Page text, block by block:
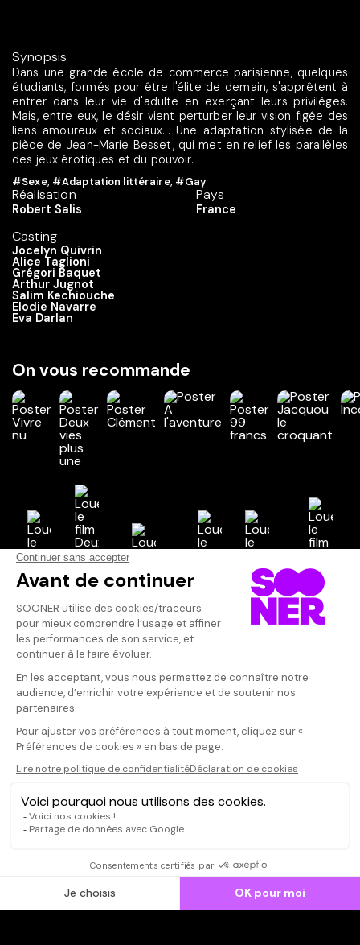
Synopsis
Dans une grande école de commerce parisienne, quelques
étudiants, formés pour être l'élite de demain, s'apprêtent à
entrer dans leur vie d'adulte en exerçant leurs privilèges.
Mais, entre eux, le désir vient perturber leur vision figée des
liens amoureux et sociaux... Une adaptation stylisée de la
pièce de Jean-Marie Besset, qui met en relief les parallèles
des jeux érotiques et du pouvoir.
#Sexe, #Adaptation littéraire, #Gay
Réalisation
Robert Salis
Casting
Jocelyn Quivrin
Alice Taglioni
Grégori Baquet
Arthur Jugnot
Salim Kechiouche
Elodie Navarre
Eva Darlan
Pays
France
On vous recommande
Vos avis
Donnez votre avis
Votre note
Votre commentaire
Il faut vous connecter pour
publier un avis
CONNEXION
Qui sommes-nous ?